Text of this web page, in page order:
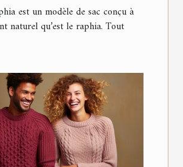
est un modèle de sac conçu à
naturel qu’est le raphia. Tout